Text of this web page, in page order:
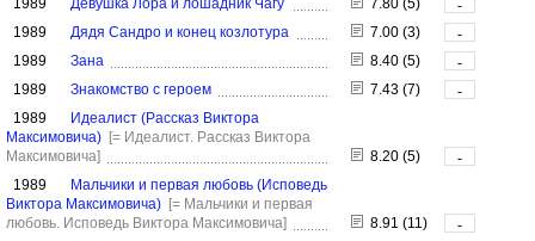
1989
Девушка Лора и лошадник Чагу 7.80 (5)
-
1989
Дядя Сандро и конец козлотура 7.00 (3)
-
1989
Зана 8.40 (5)
-
1989
Знакомство с героем 7.43 (7)
-
1989
Идеалист (Рассказ Виктора
Максимовича) [= Идеалист. Рассказ Виктора
Максимовича]
8.20 (5)
-
1989
Мальчики и первая любовь (Исповедь
Виктора Максимовича) [= Мальчики и первая
любовь. Исповедь Виктора Максимовича]
8.91 (11)
-